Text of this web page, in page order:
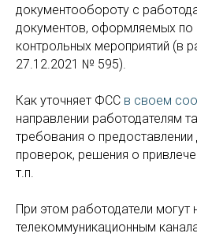
документообороту с
документов, оформляемых по
контрольных мероприятий (в
27.12.2021 № 595).
Как уточняет ФСС в своем
направлении работодателям
требования о
проверок, решения о
т.п.
При этом работодатели могут
телекоммуникационным